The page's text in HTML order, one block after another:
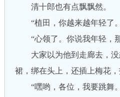
清十郎也有点飘飘然。
“植田，你越来越年轻了
“心领了。你说我年轻，
大家以为他到走廊去，没
裙，绑在头上，还插上梅花，
“嘿哟，各位，我要跳舞